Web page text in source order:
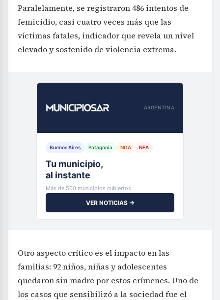
Paralelamente, se registraron 486 intentos de
femicidio, casi cuatro veces más que las
víctimas fatales, indicador que revela un nivel
elevado y sostenido de violencia extrema.
ARGENTINA
Buenos Aires Patagonia NOA NEA
Tu municipio,
al instante
Más de 500 municipios cubiertos
VER NOTICIAS →
Otro aspecto crítico es el impacto en las
familias: 92 niños, niñas y adolescentes
quedaron sin madre por estos crímenes. Uno de
los casos que sensibilizó a la sociedad fue el